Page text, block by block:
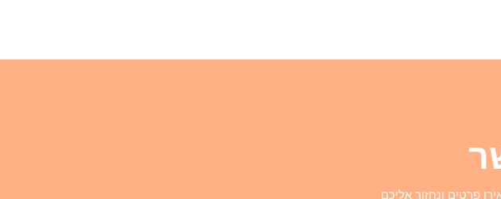
פרטים ונחזור אליכם